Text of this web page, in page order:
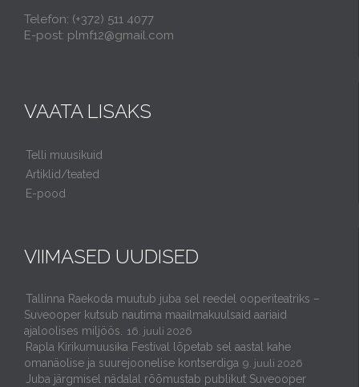
Telefon: (+372) 511 4077
E-post: plmf12@gmail.com
VAATA LISAKS
Telli muusikuid
Artiklid/teated
E-pood
VIIMASED UUDISED
Tallinna Raekoda muutub juba sel reedel ooperiteatriks –
Suveooper kutsub nautima maailmakuulsaid aariaid
ajaloolises miljöös. 16. juuli 2026
Rapla Kirikumuusika Festival lõpetab sel aastal kahe
omanäolise ja suurejoonelise kontserdiga 9. juuli 2026
Juba järgmisel nädalal rõõmustab publikut Suveooper